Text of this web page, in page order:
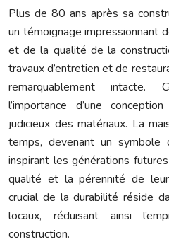
Plus de 80 ans après sa
un témoignage impressionnant
et de la qualité de la
travaux d’entretien et de
remarquablement intacte.
l’importance d’une
judicieux des matériaux. La
temps, devenant un symbole
inspirant les générations
qualité et la pérennité de
crucial de la durabilité réside
locaux, réduisant ainsi
construction.